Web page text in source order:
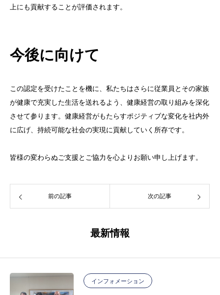
上にも貢献することが評価されます。
今後に向けて
この認定を受けたことを機に、私たちはさらに従業員とその家族
が健康で充実した生活を送れるよう、健康経営の取り組みを深化
させて参ります。健康経営がもたらすポジティブな変化を社内外
に広げ、持続可能な社会の実現に貢献していく所存です。
皆様の変わらぬご支援とご協力を心よりお願い申し上げます。
前の記事 次の記事
最新情報
インフォメーション